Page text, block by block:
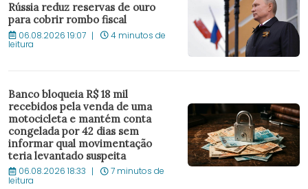
Rússia reduz reservas de ouro
para cobrir rombo fiscal
06.08.2026 19:07 4 minutos de
leitura
Banco bloqueia R$ 18 mil
recebidos pela venda de uma
motocicleta e mantém conta
congelada por 42 dias sem
informar qual movimentação
teria levantado suspeita
06.08.2026 18:33 7 minutos de
leitura